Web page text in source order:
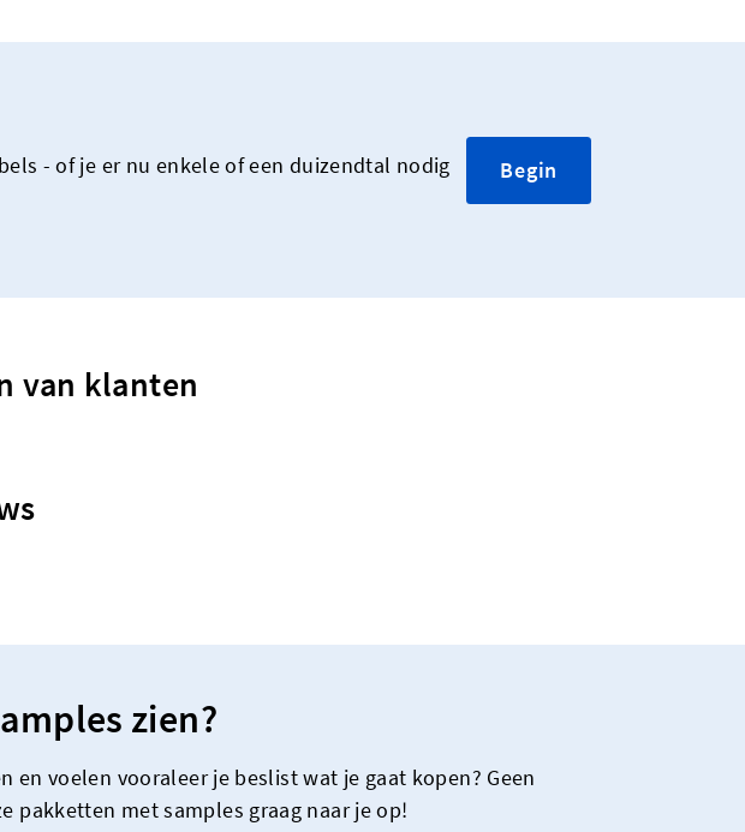
- of je er nu enkele of een duizendtal nodig
Begin
van klanten
zien?
en voelen vooraleer je beslist wat je gaat kopen? Geen
pakketten met samples graag naar je op!